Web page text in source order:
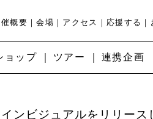
催概要 会場 アクセス 応援する
ョップ ツアー 連携企画
ンビジュアルをリリース